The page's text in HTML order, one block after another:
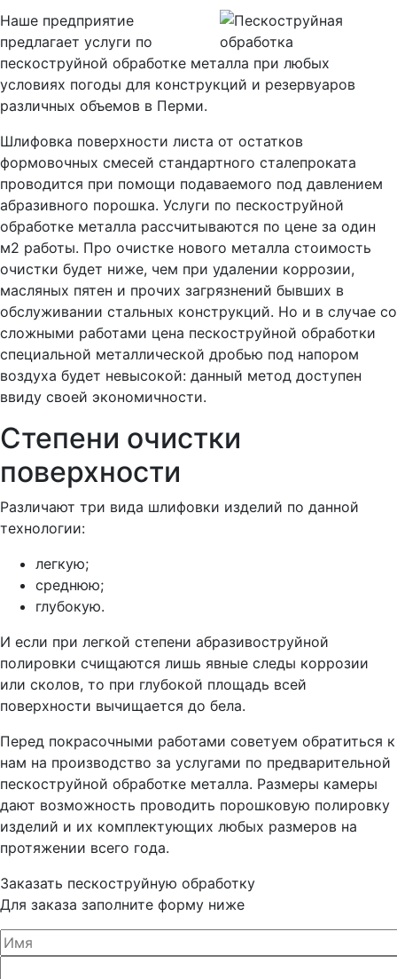
Наше предприятие
предлагает услуги по
пескоструйной обработке металла при любых
условиях погоды для конструкций и резервуаров
различных объемов в Перми.
Шлифовка поверхности листа от остатков
формовочных смесей стандартного сталепроката
проводится при помощи подаваемого под давлением
абразивного порошка. Услуги по пескоструйной
обработке металла рассчитываются по цене за один
м2 работы. Про очистке нового металла стоимость
очистки будет ниже, чем при удалении коррозии,
масляных пятен и прочих загрязнений бывших в
обслуживании стальных конструкций. Но и в случае со
сложными работами цена пескоструйной обработки
специальной металлической дробью под напором
воздуха будет невысокой: данный метод доступен
ввиду своей экономичности.
Степени очистки
поверхности
Различают три вида шлифовки изделий по данной
технологии:
легкую;
среднюю;
глубокую.
И если при легкой степени абразивоструйной
полировки счищаются лишь явные следы коррозии
или сколов, то при глубокой площадь всей
поверхности вычищается до бела.
Перед покрасочными работами советуем обратиться к
нам на производство за услугами по предварительной
пескоструйной обработке металла. Размеры камеры
дают возможность проводить порошковую полировку
изделий и их комплектующих любых размеров на
протяжении всего года.
Заказать пескоструйную обработку
Для заказа заполните форму ниже